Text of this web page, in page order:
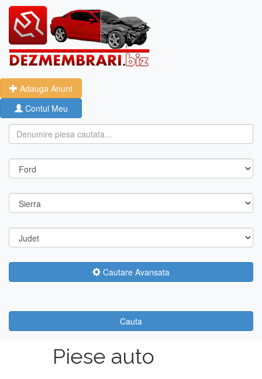
Adauga Anunt
Contul Meu
Cautare Avansata
Cauta
Piese auto